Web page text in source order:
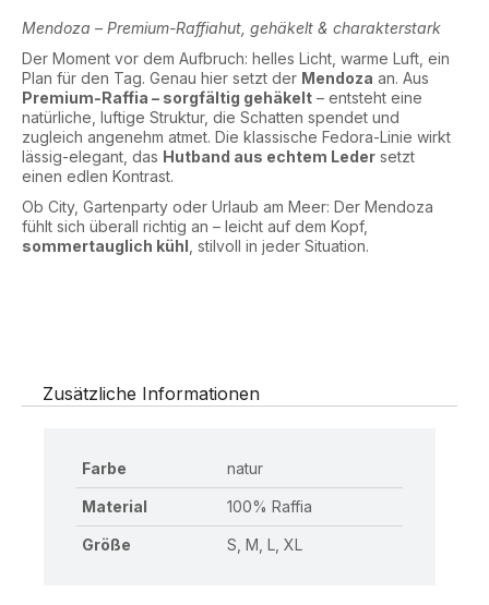
Mendoza – Premium-Raffiahut, gehäkelt & charakterstark
Der Moment vor dem Aufbruch: helles Licht, warme Luft, ein
Plan für den Tag. Genau hier setzt der Mendoza an. Aus
Premium-Raffia – sorgfältig gehäkelt – entsteht eine
natürliche, luftige Struktur, die Schatten spendet und
zugleich angenehm atmet. Die klassische Fedora-Linie wirkt
lässig-elegant, das Hutband aus echtem Leder setzt
einen edlen Kontrast.
Ob City, Gartenparty oder Urlaub am Meer: Der Mendoza
fühlt sich überall richtig an – leicht auf dem Kopf,
sommertauglich kühl , stilvoll in jeder Situation.
Zusätzliche Informationen
Farbe natur
Material 100% Raffia
Größe S, M, L, XL